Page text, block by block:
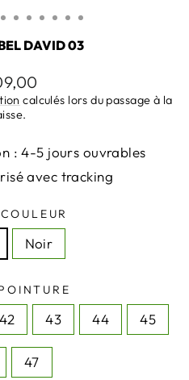
DAVID 03
calculés lors du passage à la
: 4-5 jours ouvrables
avec tracking
Noir
42 43 44 45
47